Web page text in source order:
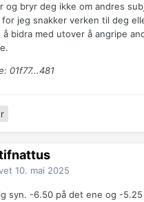
og bryr deg ikke om andres
jeg snakker verken til deg
å bidra med utover å angripe
01f77...481
10. mai 2025
syn. -6.50 på det ene og -